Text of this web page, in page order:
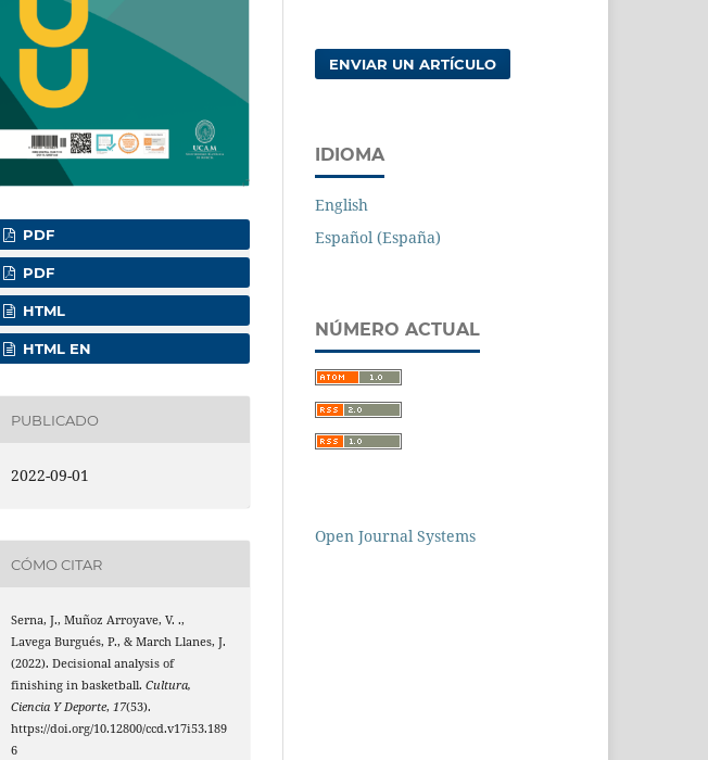
PDF
PDF
HTML
HTML EN
PUBLICADO
2022-09-01
CÓMO CITAR
Serna, J., Muñoz Arroyave, V. .,
Lavega Burgués, P., & March Llanes, J.
(2022). Decisional analysis of
finishing in basketball.Cultura,
Ciencia Y Deporte,17(53).
https://doi.org/10.12800/ccd.v17i53.189
6
ENVIAR UN ARTÍCULO
IDIOMA
English
Español (España)
NÚMERO ACTUAL
Open Journal Systems